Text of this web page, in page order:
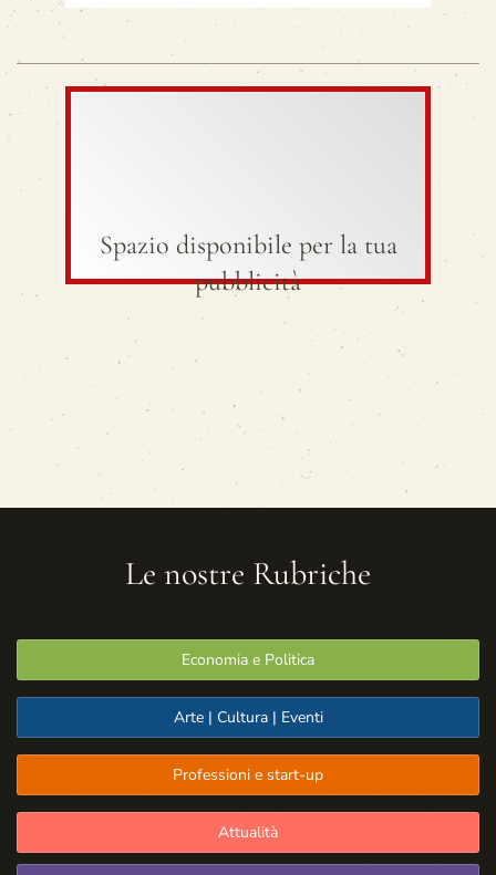
Spazio disponibile per la tua
pubblicità
Le nostre Rubriche
Economia e Politica
Arte | Cultura | Eventi
Professioni e start-up
Attualità